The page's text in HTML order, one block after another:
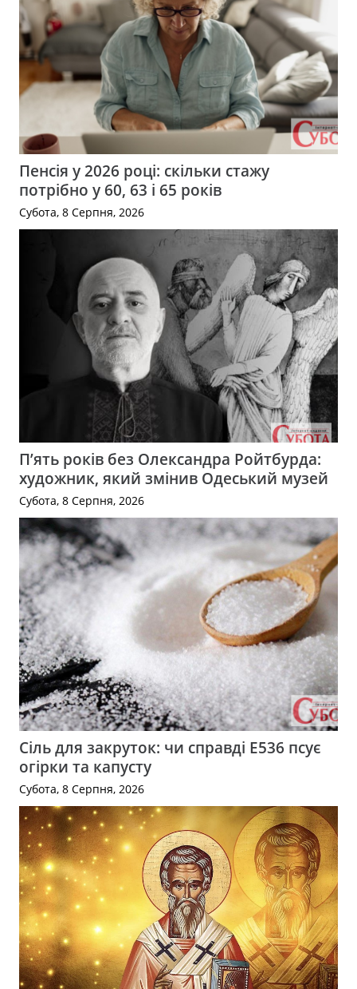
Пенсія у 2026 році: скільки стажу
потрібно у 60, 63 і 65 років
Субота, 8 Серпня, 2026
П’ять років без Олександра Ройтбурда:
художник, який змінив Одеський музей
Субота, 8 Серпня, 2026
Сіль для закруток: чи справді Е536 псує
огірки та капусту
Субота, 8 Серпня, 2026